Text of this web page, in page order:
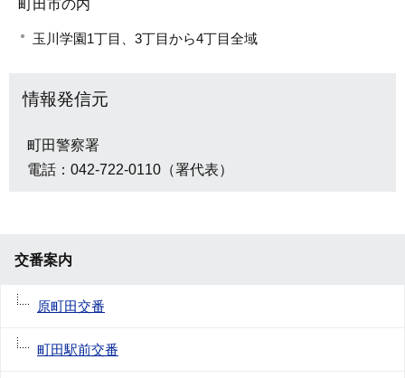
町田市の内
玉川学園1丁目、3丁目から4丁目全域
情報発信元
町田警察署
電話：042-722-0110（署代表）
交番案内
原町田交番
町田駅前交番